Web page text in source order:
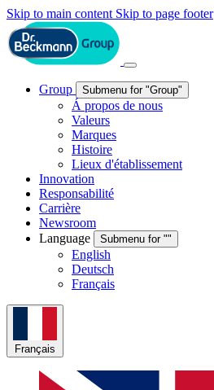
Skip to main content Skip to page footer
Group Submenu for "Group"
Á propos de nous
Valeurs
Marques
Histoire
Lieux d'établissement
Innovation
Responsabilité
Carrière
Newsroom
Language
Submenu for ""
English
Deutsch
Français
Français